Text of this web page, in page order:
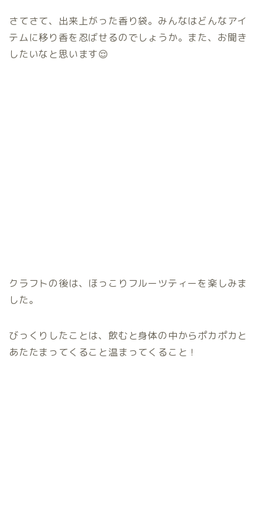
さてさて、出来上がった香り袋。みんなはどんなアイ
テムに移り香を忍ばせるのでしょうか。また、お聞き
したいなと思います😌
クラフトの後は、ほっこりフルーツティーを楽しみま
した。
びっくりしたことは、飲むと身体の中からポカポカと
あたたまってくること温まってくること！